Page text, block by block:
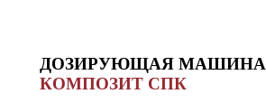
ДОЗИРУЮЩАЯ МАШИНА
КОМПОЗИТ СПК